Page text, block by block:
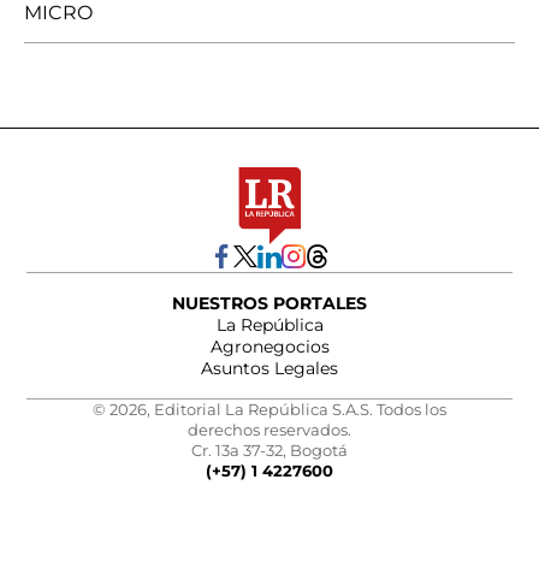
MICRO
NUESTROS PORTALES
La República
Agronegocios
Asuntos Legales
© 2026, Editorial La República S.A.S. Todos los
derechos reservados.
Cr. 13a 37-32, Bogotá
(+57) 1 4227600